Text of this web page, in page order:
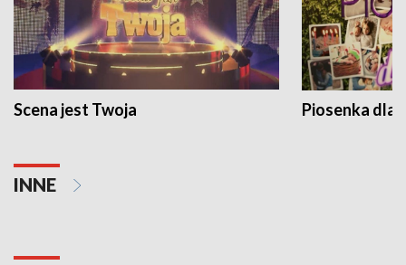
Scena jest Twoja Piosenka dla
INNE